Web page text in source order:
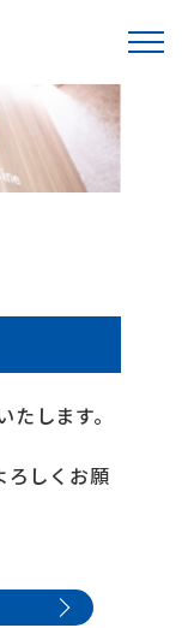
メニ
します。
ろしくお願